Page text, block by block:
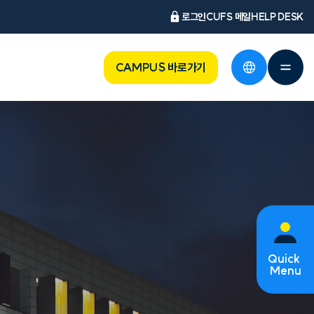
로그인CUFS 메일HELP DESK
CAMPUS 바로가기
Quick
Menu